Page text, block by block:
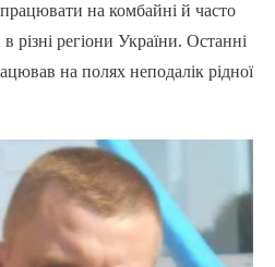
на комбайні й часто
різні регіони України. Останні
на полях неподалік рідної